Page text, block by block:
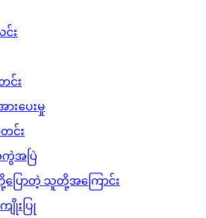
င်း
း
းပေးမှု
င်း
အပြဲ
ြောတဲ့ သူတို့အကြောင်း
ျိုးပြု